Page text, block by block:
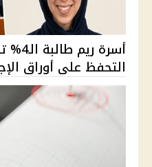
أسرة
التحفظ على أوراق